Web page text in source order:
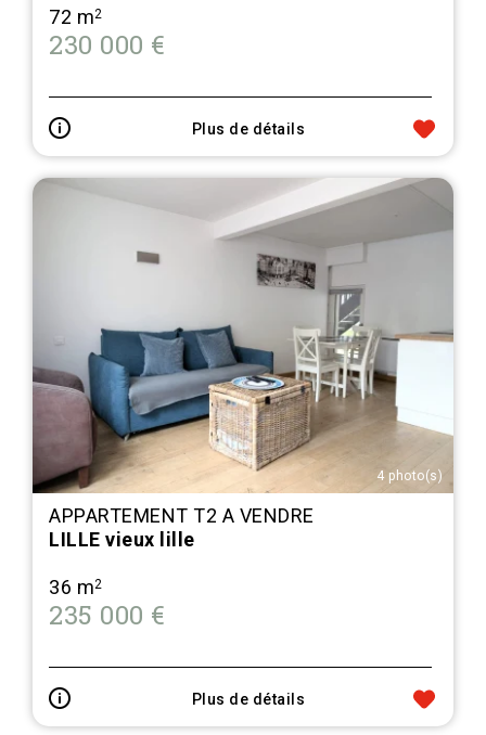
72 m2
230 000 €
Plus de détails
4 photo(s)
APPARTEMENT T2 A VENDRE
LILLE vieux lille
36 m2
235 000 €
Plus de détails